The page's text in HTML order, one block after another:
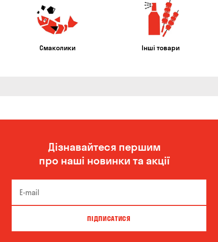
Смаколики Інші товари
Дізнавайтеся першим
про наші новинки та акції
ПІДПИСАТИСЯ